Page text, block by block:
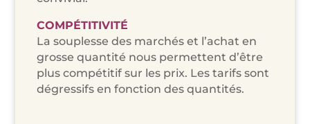
COMPÉTITIVITÉ
La souplesse des marchés et l’achat en
grosse quantité nous permettent d’être
plus compétitif sur les prix. Les tarifs sont
dégressifs en fonction des quantités.